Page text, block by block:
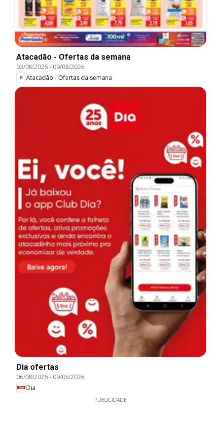
Atacadão - Ofertas da semana
03/08/2026- 09/08/2026
Atacadão - Ofertas da semana
Dia ofertas
06/08/2026- 09/08/2026
Dia
PUBLICIDADE